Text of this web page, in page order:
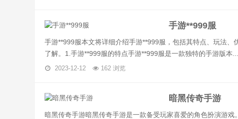
手游**999服
手游**999服本文将详细介绍手游**999服，包括其特点、玩法
了解。1.手游**999服的特点手游**999服是一款独特的手游版本...
2023-12-12 162 浏览
暗黑传奇手游
暗黑传奇手游暗黑传奇手游是一款备受玩家喜爱的角色扮演游